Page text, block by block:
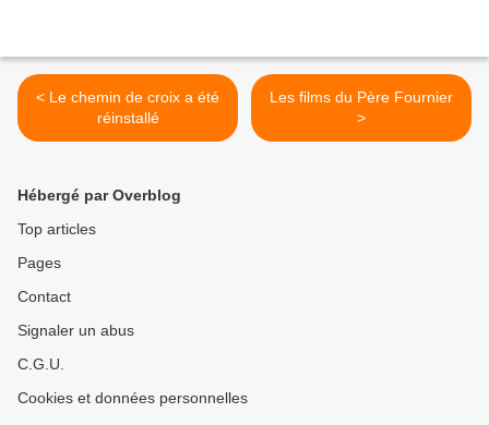
< Le chemin de croix a été
réinstallé
Les films du Père Fournier
>
Hébergé par Overblog
Top articles
Pages
Contact
Signaler un abus
C.G.U.
Cookies et données personnelles